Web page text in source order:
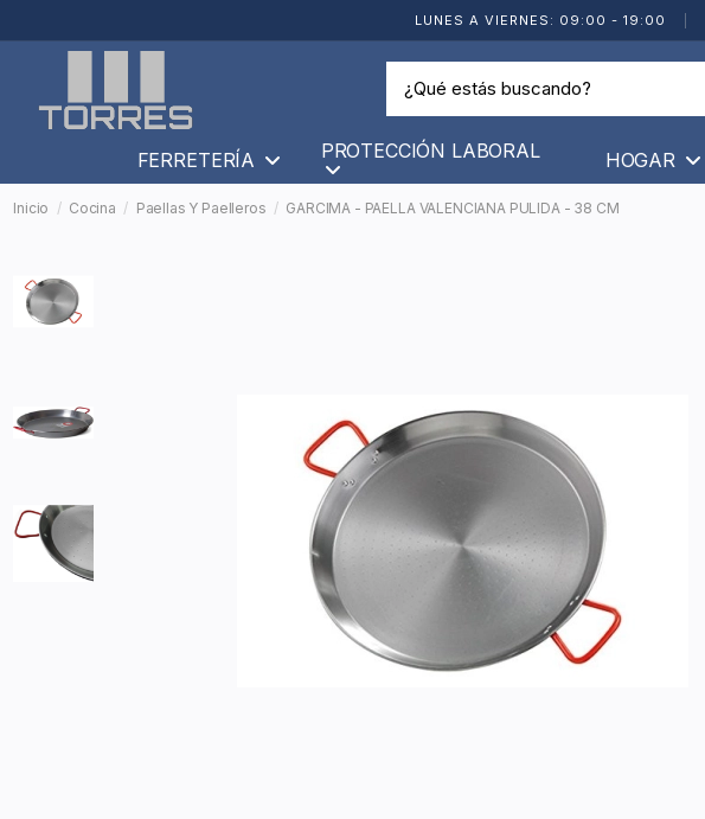
LUNES A VIERNES: 09:00 - 19:00
FERRETERÍA PROTECCIÓN LABORAL HOGAR
Inicio Cocina Paellas Y Paelleros GARCIMA - PAELLA VALENCIANA PULIDA - 38 CM